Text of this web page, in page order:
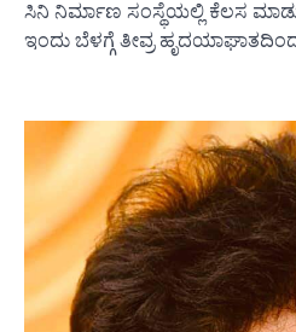
ಸಿನಿ ನಿರ್ಮಾಣ ಸಂಸ್ಥೆಯಲ್ಲಿ ಕೆಲಸ
ಇಂದು ಬೆಳಗ್ಗೆ ತೀವ್ರ